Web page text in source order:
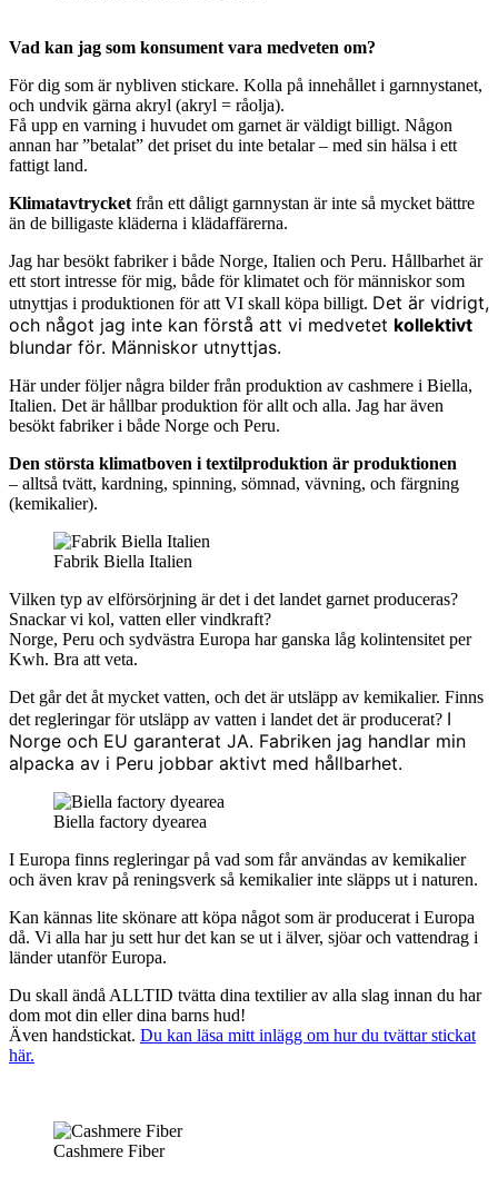
Vad kan jag som konsument vara medveten om?
För dig som är nybliven stickare. Kolla på innehållet i garnnystanet,
och undvik gärna akryl (akryl = råolja).
Få upp en varning i huvudet om garnet är väldigt billigt. Någon
annan har ”betalat” det priset du inte betalar – med sin hälsa i ett
fattigt land.
Klimatavtrycket från ett dåligt garnnystan är inte så mycket bättre
än de billigaste kläderna i klädaffärerna.
Jag har besökt fabriker i både Norge, Italien och Peru. Hållbarhet är
ett stort intresse för mig, både för klimatet och för människor som
utnyttjas i produktionen för att VI skall köpa billigt. Det är vidrigt,
och något jag inte kan förstå att vi medvetet kollektivt
blundar för. Människor utnyttjas.
Här under följer några bilder från produktion av cashmere i Biella,
Italien. Det är hållbar produktion för allt och alla. Jag har även
besökt fabriker i både Norge och Peru.
Den största klimatboven i textilproduktion är produktionen
– alltså tvätt, kardning, spinning, sömnad, vävning, och färgning
(kemikalier).
Fabrik Biella Italien
Vilken typ av elförsörjning är det i det landet garnet produceras?
Snackar vi kol, vatten eller vindkraft?
Norge, Peru och sydvästra Europa har ganska låg kolintensitet per
Kwh. Bra att veta.
Det går det åt mycket vatten, och det är utsläpp av kemikalier. Finns
det regleringar för utsläpp av vatten i landet det är producerat? I
Norge och EU garanterat JA. Fabriken jag handlar min
alpacka av i Peru jobbar aktivt med hållbarhet.
Biella factory dyearea
I Europa finns regleringar på vad som får användas av kemikalier
och även krav på reningsverk så kemikalier inte släpps ut i naturen.
Kan kännas lite skönare att köpa något som är producerat i Europa
då. Vi alla har ju sett hur det kan se ut i älver, sjöar och vattendrag i
länder utanför Europa.
Du skall ändå ALLTID tvätta dina textilier av alla slag innan du har
dom mot din eller dina barns hud!
Även handstickat. Du kan läsa mitt inlägg om hur du tvättar stickat
här.
Cashmere Fiber